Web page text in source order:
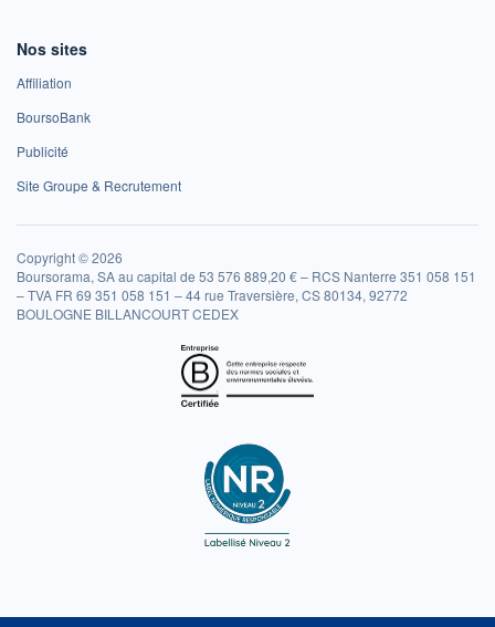
Nos sites
Affiliation
BoursoBank
Publicité
Site Groupe & Recrutement
Copyright © 2026
Boursorama, SA au capital de 53 576 889,20 € – RCS Nanterre 351 058 151
– TVA FR 69 351 058 151 – 44 rue Traversière, CS 80134, 92772
BOULOGNE BILLANCOURT CEDEX